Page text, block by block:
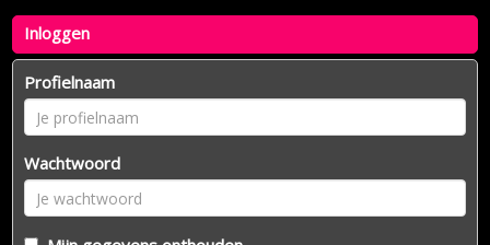
Inloggen
Profielnaam
Wachtwoord